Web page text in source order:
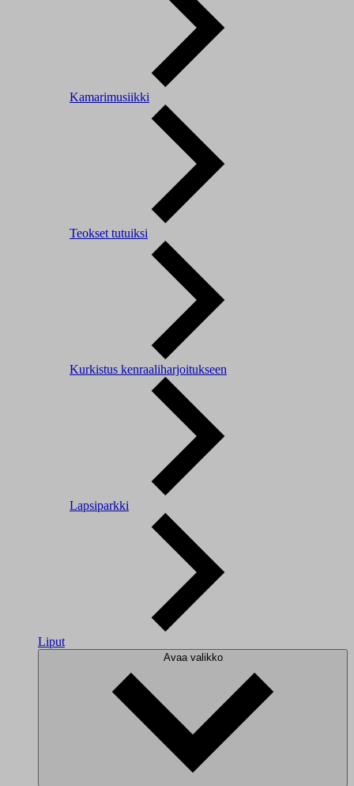
Kamarimusiikki
Teokset tutuiksi
Kurkistus kenraaliharjoitukseen
Lapsiparkki
Liput
Avaa valikko